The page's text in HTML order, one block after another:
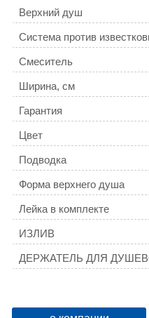
Верхний душ
Система против
Смеситель
Ширина, см
Гарантия
Цвет
Подводка
Форма верхнего душа
Лейка в комплекте
ИЗЛИВ
ДЕРЖАТЕЛЬ ДЛЯ
ТЕЛЕСКОПИЧЕСКАЯ